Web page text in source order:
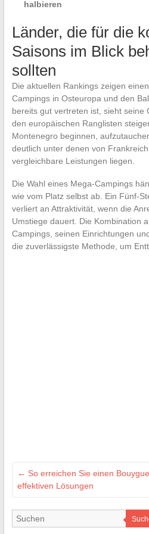
halbieren
Länder, die für die
Saisons im Blick
sollten
Die aktuellen Rankings zeigen
Campings in Osteuropa und den
bereits gut vertreten ist, sieht seine
den europäischen Ranglisten
Montenegro beginnen,
deutlich unter denen von
vergleichbare Leistungen liegen.
Die Wahl eines Mega-Campings
wie vom Platz selbst ab. Ein Fünf-
verliert an Attraktivität, wenn die
Umstiege dauert. Die Kombination
Campings, seinen Einrichtungen
die zuverlässigste Methode, um
← So erreichen Sie einen
effektiven Lösungen